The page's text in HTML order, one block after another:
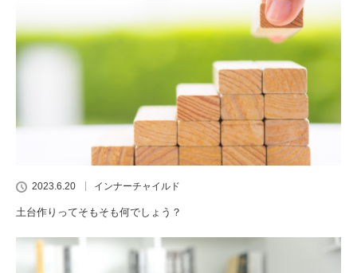
2023.6.20 インナーチャイルド
土台作りってそもそも何でしょう？